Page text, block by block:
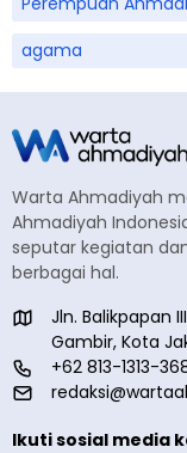
agama
Warta Ahmadiyah
Ahmadiyah
seputar kegiatan
berbagai hal.
Jln. Balikpapan
Gambir, Kota
+62 813-1313-
Ikuti sosial media